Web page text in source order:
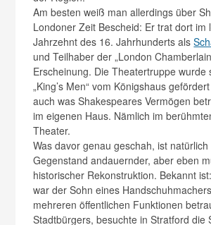
Am besten weiß man allerdings über
Londoner Zeit Bescheid: Er trat dort im
Jahrzehnt des 16. Jahrhunderts als
und Teilhaber der „London
Erscheinung. Die Theatertruppe wurde
„King’s Men“ vom Königshaus
auch was Shakespeares Vermögen
im eigenen Haus. Nämlich im
Theater.
Was davor genau geschah, ist
Gegenstand andauernder, aber eben
historischer Rekonstruktion. Bekannt
war der Sohn eines
mehreren öffentlichen Funktionen
Stadtbürgers, besuchte in Stratford die